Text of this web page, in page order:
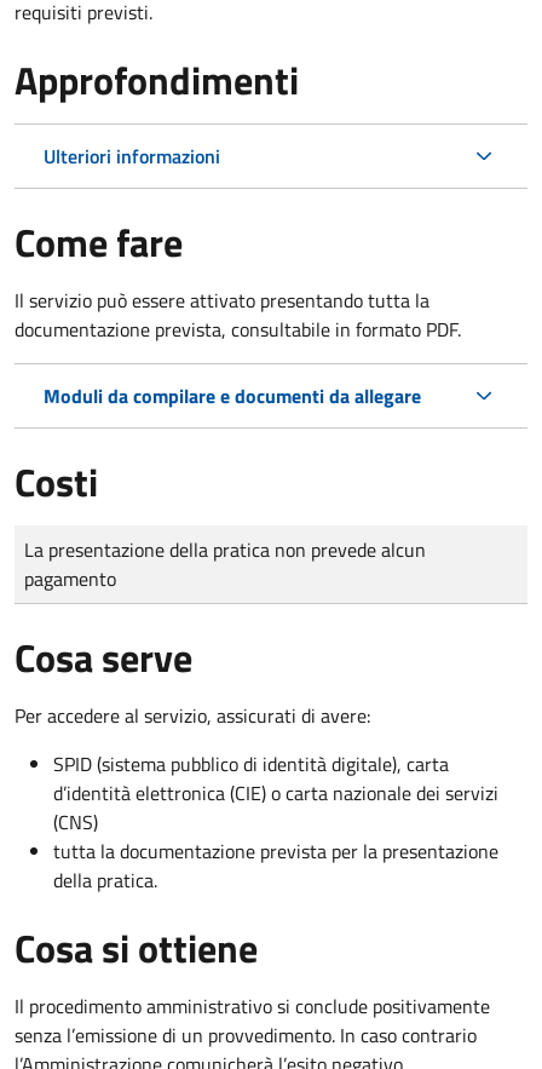
requisiti previsti.
Approfondimenti
Ulteriori informazioni
Come fare
Il servizio può essere attivato presentando tutta la
documentazione prevista, consultabile in formato PDF.
Moduli da compilare e documenti da allegare
Costi
Tipo di pagamento
Importo
La presentazione della pratica non prevede alcun
pagamento
Cosa serve
Per accedere al servizio, assicurati di avere:
SPID (sistema pubblico di identità digitale), carta
d’identità elettronica (CIE) o carta nazionale dei servizi
(CNS)
tutta la documentazione prevista per la presentazione
della pratica.
Cosa si ottiene
Il procedimento amministrativo si conclude positivamente
senza l’emissione di un provvedimento. In caso contrario